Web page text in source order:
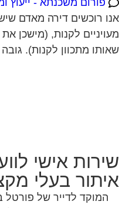
פורום משכנתא - ייעוץ
רוכשים דירה מאדם
לקנות, (מישכן
מתכוון לקנות). גובה
אישי
בעלי
המוקד לדייר של פורטל